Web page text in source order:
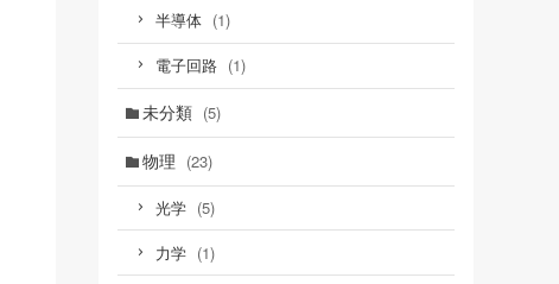
半導体 (1)
電子回路 (1)
未分類 (5)
物理 (23)
光学 (5)
力学 (1)